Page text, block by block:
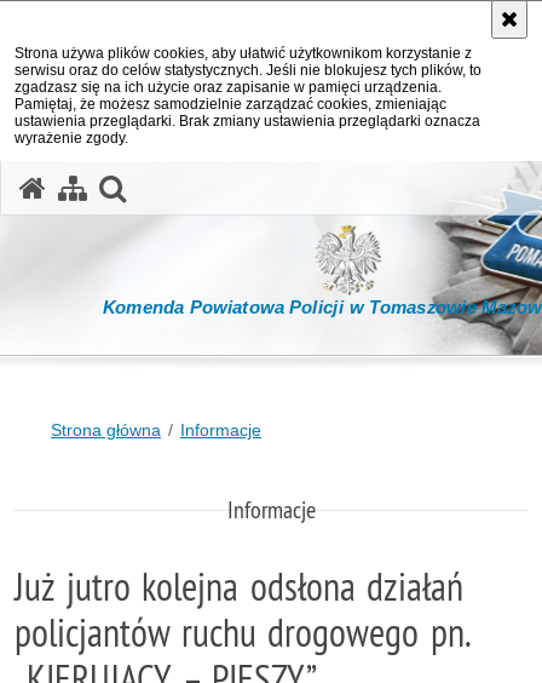
Strona używa plików cookies, aby ułatwić użytkownikom korzystanie z
serwisu oraz do celów statystycznych. Jeśli nie blokujesz tych plików, to
zgadzasz się na ich użycie oraz zapisanie w pamięci urządzenia.
Pamiętaj, że możesz samodzielnie zarządzać cookies, zmieniając
ustawienia przeglądarki. Brak zmiany ustawienia przeglądarki oznacza
wyrażenie zgody.
Komenda Powiatowa Policji w Tomaszowie
Strona główna Informacje
Informacje
Już jutro kolejna odsłona działań
policjantów ruchu drogowego pn.